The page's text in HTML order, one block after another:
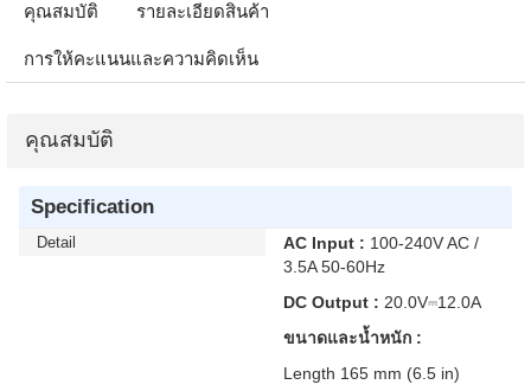
คุณสมบัติ รายละเอียดสินค้า
การให้คะแนนและความคิดเห็น
คุณสมบัติ
Specification
Detail AC Input : 100-240V AC /
3.5A 50-60Hz
DC Output : 20.0V⎓12.0A
ขนาดและน้ำหนัก :
Length 165 mm (6.5 in)